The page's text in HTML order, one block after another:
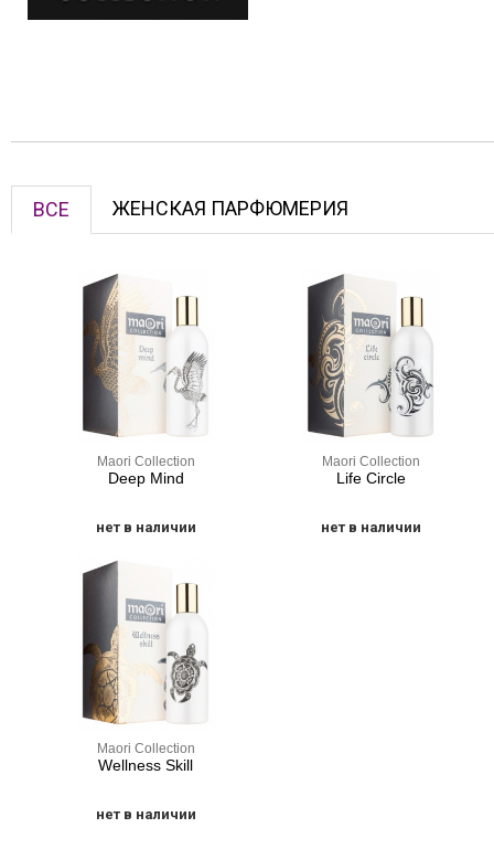
ВСЕ ЖЕНСКАЯ ПАРФЮМЕРИЯ
Maori Collection
Deep Mind
нет в наличии
Maori Collection
Life Circle
нет в наличии
Maori Collection
Wellness Skill
нет в наличии